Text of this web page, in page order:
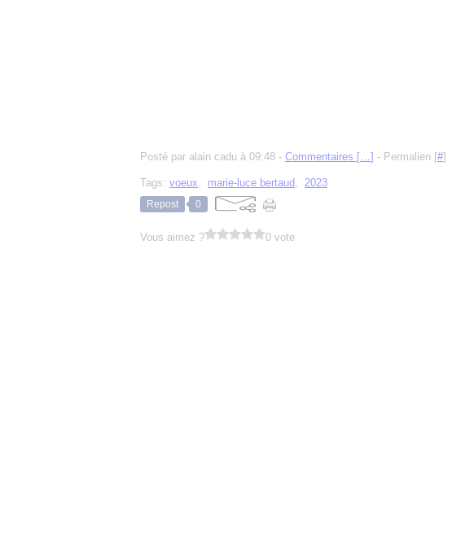
Posté par alain cadu à 09:48 - Commentaires […] - Permalien [#]
Tags: voeux, marie-luce bertaud, 2023
Repost 0
Vous aimez ? 0 vote